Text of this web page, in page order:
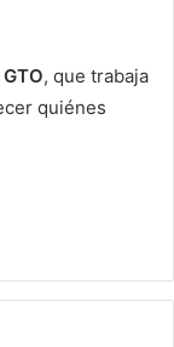
GTO, que trabaja
quiénes